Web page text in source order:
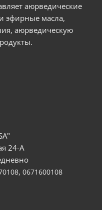
аюрведические
эфирные масла,
аюрведическую
24-А
, 0671600108